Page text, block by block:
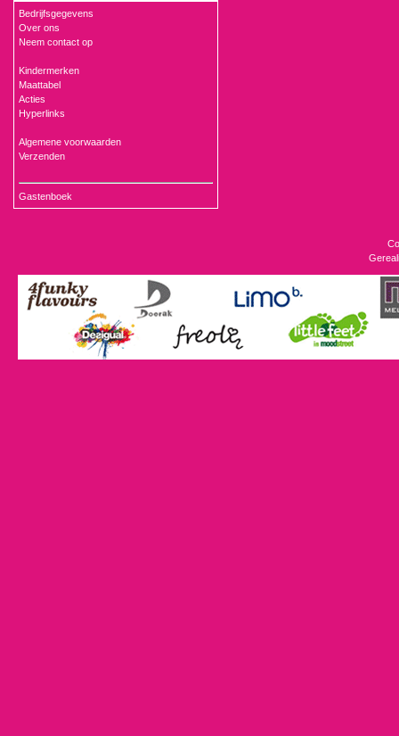
Bedrijfsgegevens
Over ons
Neem contact op
Kindermerken
Maattabel
Acties
Hyperlinks
Algemene voorwaarden
Verzenden
Gastenboek